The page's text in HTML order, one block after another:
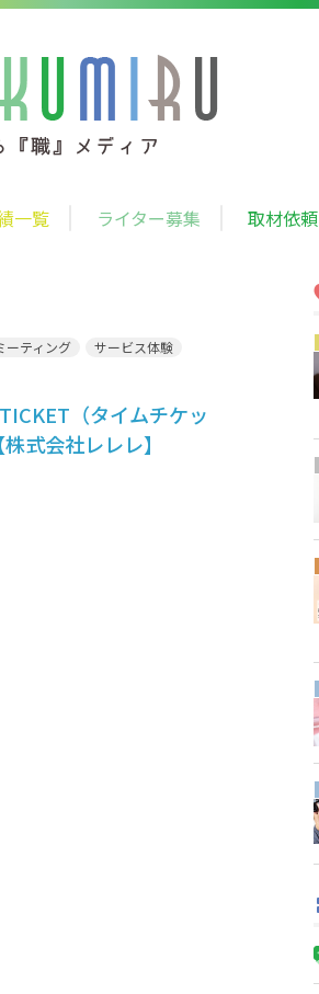
一覧 ライター募集 取材依頼
ーティング
サービス体験
（タイムチケッ
式会社レレレ】